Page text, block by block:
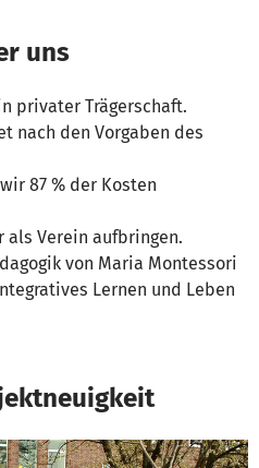
uns
privater Trägerschaft.
nach den Vorgaben des
87 % der Kosten
als Verein aufbringen.
von Maria Montessori
Lernen und Leben